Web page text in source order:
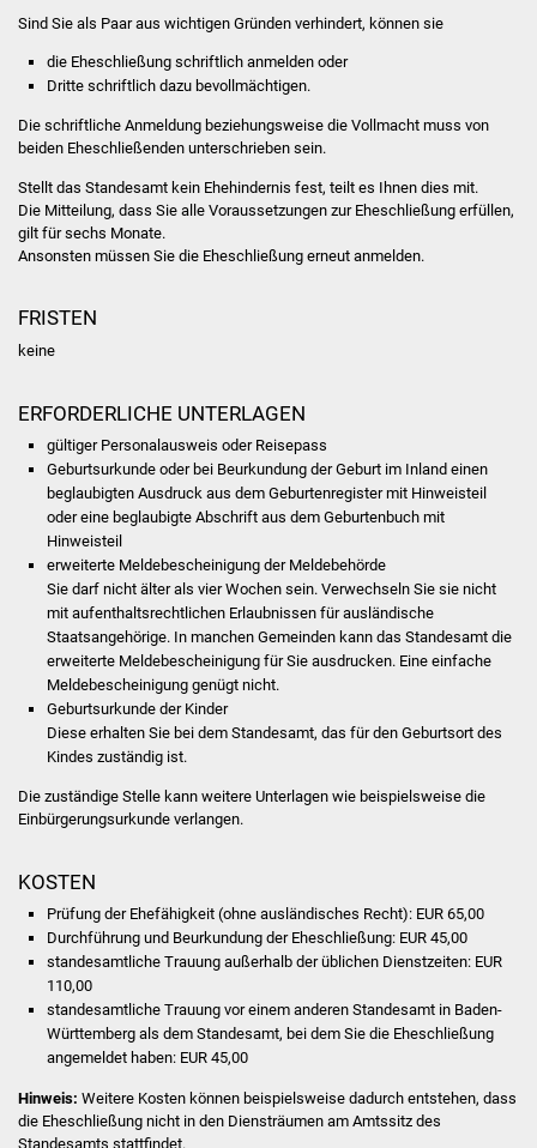
Bürger & Service
Was erledige ich wo
Schulen
Kindergärten
Kolping-Musikschule
Volkshochschule
Soziale Einrichtungen
Kirchen
Lokale Agenda
Fachteam Jugend
Kinder- und
Stadtwerke
Suenergie
Sind Sie als Paar aus wichtigen Gründen verhindert, können sie
die Eheschließung schriftlich anmelden oder
Dritte schriftlich dazu bevollmächtigen.
Die schriftliche Anmeldung beziehungsweise die Vollmacht muss von
beiden Eheschließenden unterschrieben sein.
Stellt das Standesamt kein Ehehindernis fest, teilt es Ihnen dies mit.
Die Mitteilung, dass Sie alle Voraussetzungen zur Eheschließung erfüllen,
gilt für sechs Monate.
Ansonsten müssen Sie die Eheschließung erneut anmelden.
FRISTEN
keine
ERFORDERLICHE UNTERLAGEN
gültiger Personalausweis oder Reisepass
Geburtsurkunde oder bei Beurkundung der Geburt im Inland einen
beglaubigten Ausdruck aus dem Geburtenregister mit Hinweisteil
oder eine beglaubigte Abschrift aus dem Geburtenbuch mit
Hinweisteil
erweiterte Meldebescheinigung der Meldebehörde
Sie darf nicht älter als vier Wochen sein. Verwechseln Sie sie nicht
mit aufenthaltsrechtlichen Erlaubnissen für ausländische
Staatsangehörige. In manchen Gemeinden kann das Standesamt die
erweiterte Meldebescheinigung für Sie ausdrucken. Eine einfache
Meldebescheinigung genügt nicht.
Geburtsurkunde der Kinder
Diese erhalten Sie bei dem Standesamt, das für den Geburtsort des
Kindes zuständig ist.
Die zuständige Stelle kann weitere Unterlagen wie beispielsweise die
Einbürgerungsurkunde verlangen.
KOSTEN
Prüfung der Ehefähigkeit (ohne ausländisches Recht): EUR 65,00
Durchführung und Beurkundung der Eheschließung: EUR 45,00
standesamtliche Trauung außerhalb der üblichen Dienstzeiten: EUR
110,00
standesamtliche Trauung vor einem anderen Standesamt in Baden-
Württemberg als dem Standesamt, bei dem Sie die Eheschließung
angemeldet haben: EUR 45,00
Hinweis: Weitere Kosten können beispielsweise dadurch entstehen, dass
die Eheschließung nicht in den Diensträumen am Amtssitz des
Standesamts stattfindet.